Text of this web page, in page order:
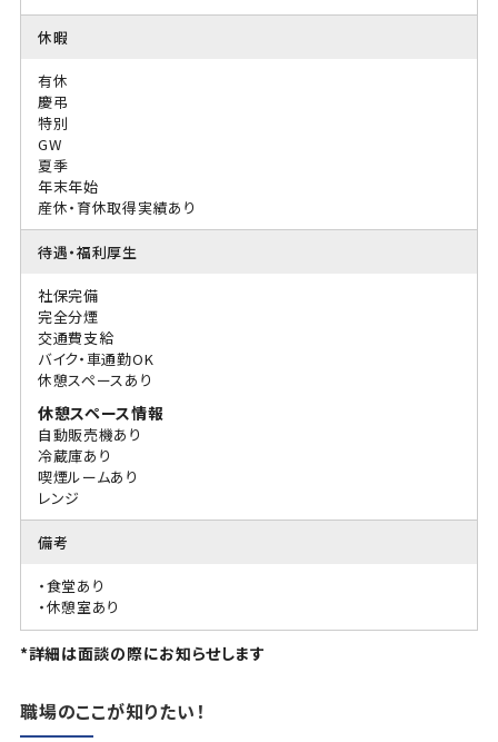
休暇
有休
慶弔
特別
GW
夏季
年末年始
産休・育休取得実績あり
待遇・福利厚生
社保完備
完全分煙
交通費支給
バイク・車通勤OK
休憩スペースあり
休憩スペース情報
自動販売機あり
冷蔵庫あり
喫煙ルームあり
レンジ
備考
・食堂あり
・休憩室あり
*詳細は面談の際にお知らせします
職場のここが知りたい！